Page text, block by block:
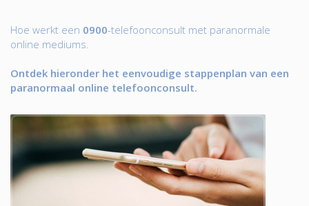
Hoe werkt een 0900-telefoonconsult met paranormale
online mediums.
Ontdek hieronder het eenvoudige stappenplan van een
paranormaal online telefoonconsult.